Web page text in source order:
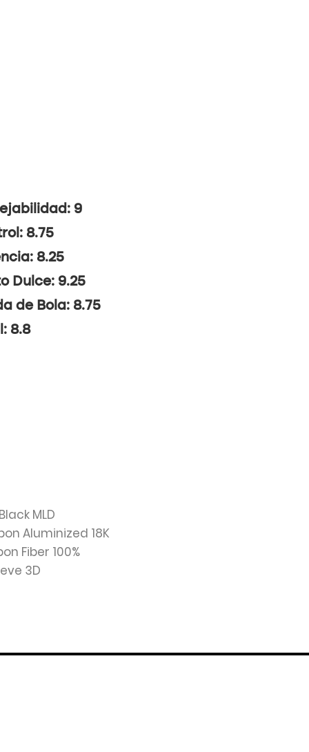
9
8.75
8.25
Dulce: 9.25
de Bola: 8.75
8.8
MLD
Aluminized 18K
Fiber 100%
3D